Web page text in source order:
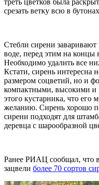
срезать ветку всю в
Стебли сирени заваривают
воде, перед этим на концы
Необходимо удалить все
Кстати, сирень интересна
размером соцветий, но и
компактными, высокими
этого кустарника, что
желанию. Сирень хорошо
сирени подходят для
деревца с шарообразной
Ранее РИАЦ сообщал, что
зацвели более 70 сортов